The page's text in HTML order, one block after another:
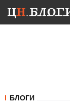
БЛОГИ